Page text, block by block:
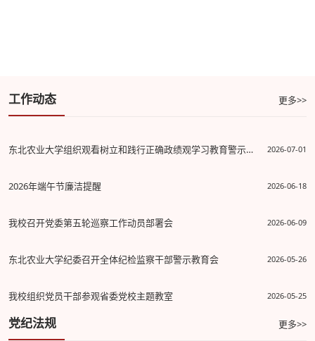
工作动态 更多>>
东北农业大学组织观看树立和践行正确政绩观学习教育警示教育... 2026-07-01
2026年端午节廉洁提醒 2026-06-18
我校召开党委第五轮巡察工作动员部署会 2026-06-09
东北农业大学纪委召开全体纪检监察干部警示教育会 2026-05-26
我校组织党员干部参观省委党校主题教室 2026-05-25
党纪法规 更多>>